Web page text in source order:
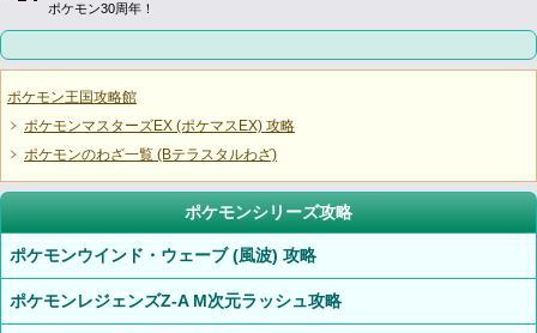
ポケモン30周年！
ポケモン王国攻略館
ポケモンマスターズEX (ポケマスEX) 攻略
ポケモンのわざ一覧 (Bテラスタルわざ)
ポケモンシリーズ攻略
ポケモンウインド・ウェーブ (風波) 攻略
ポケモンレジェンズZ-A M次元ラッシュ攻略